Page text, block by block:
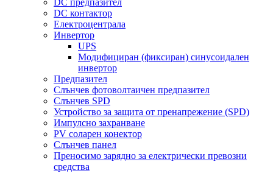
DC предпазител
DC контактор
Електроцентрала
Инвертор
UPS
Модифициран (фиксиран) синусоидален
инвертор
Предпазител
Слънчев фотоволтаичен предпазител
Слънчев SPD
Устройство за защита от пренапрежение (SPD)
Импулсно захранване
PV соларен конектор
Слънчев панел
Преносимо зарядно за електрически превозни
средства